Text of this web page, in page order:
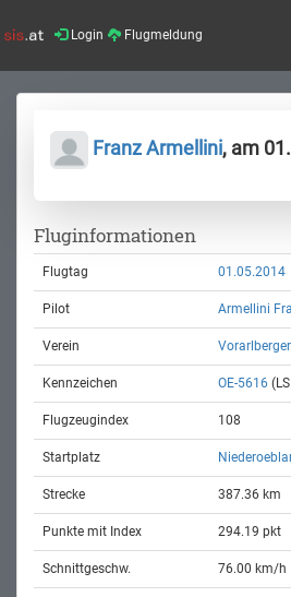
Login Flugmeldung
Franz Armellini, am
Fluginformationen
Flugtag 01.05.2014
Pilot Armellini
Verein
Kennzeichen OE-5616
Flugzeugindex 108
Startplatz
Strecke 387.36 km
Punkte mit Index 294.19 pkt
Schnittgeschw. 76.00 km/h